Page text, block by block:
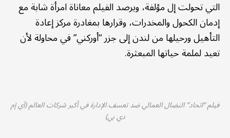
التي تحولت إل مؤلفة، ويرصد الفيلم معاناة امرأة شابة مع
إدمان الكحول والمخدرات، وقرارها بمغادرة مركز إعادة
التأهيل ورحيلها من لندن إلى جزر “أوركني” في محاولة لأن
تعيد لملمة حياتها المبعثرة.
فيلم “اتحاد” النضال العمالي ضد تعسف الإدارة في أكبر شركات العالم (آي إم
دي بي)